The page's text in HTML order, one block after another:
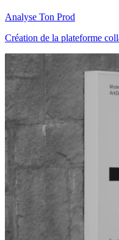
Analyse Ton Prod
Création de la plateforme